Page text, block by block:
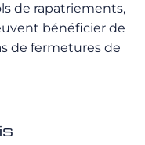
de rapatriements,
bénéficier de
de fermetures de